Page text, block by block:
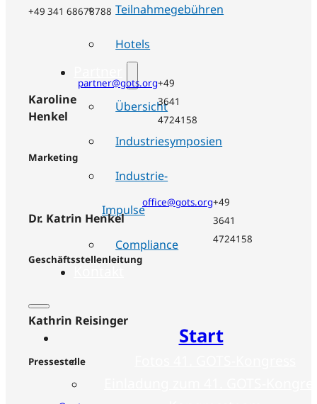
Teilnahmegebühren
Hotels
Übersicht
Industriesymposien
Industrie-
Impulse
Compliance
Start
+49 341 68678788
Karoline
Henkel
Marketing
partner@gots.org+49
3641
4724158
Dr. Katrin Henkel
Geschäftsstellenleitung
office@gots.org+49
3641
4724158
Kathrin Reisinger
Pressestelle